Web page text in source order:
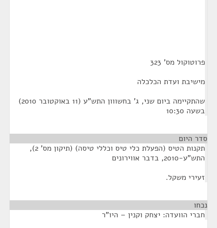
פרוטוקול מס' 323
מישיבת ועדת הכלכלה
שהתקיימה ביום שני, ג' בחשווון התש"ע (11 באוקטובר 2010)
בשעה 10:30
סדר היום
תקנות הטיס (הפעלת כלי טיס וכללי טיסה) (תיקון מס' 2),
התש"ע-2010, בדבר אווירונים
זעירי משקל.
נכחו
חברי הוועדה: יצחק וקנין – היו"ר